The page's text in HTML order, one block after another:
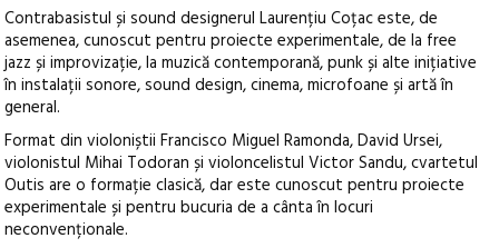
Contrabasistul și sound designerul Laurențiu Coțac este, de
asemenea, cunoscut pentru proiecte experimentale, de la free
jazz și improvizație, la muzică contemporană, punk și alte inițiative
în instalații sonore, sound design, cinema, microfoane și artă în
general.
Format din violoniștii Francisco Miguel Ramonda, David Ursei,
violonistul Mihai Todoran și violoncelistul Victor Sandu, cvartetul
Outis are o formație clasică, dar este cunoscut pentru proiecte
experimentale și pentru bucuria de a cânta în locuri
neconvenționale.